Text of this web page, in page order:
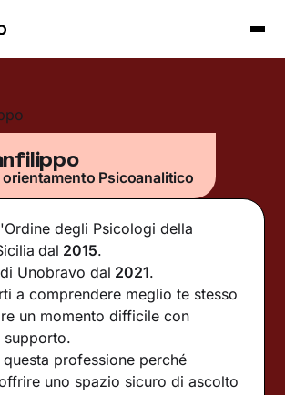
Psicoanalitico
degli Psicologi della
dal 2015.
Unobravo dal 2021.
a comprendere meglio te stesso
un momento difficile con
supporto.
professione perché
uno spazio sicuro di ascolto